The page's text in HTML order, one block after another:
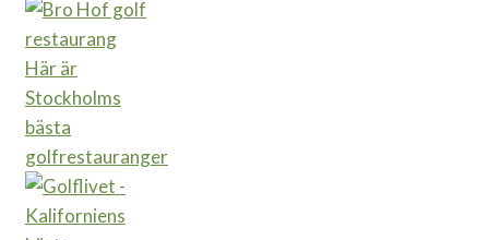
Här är
Stockholms
bästa
golfrestauranger